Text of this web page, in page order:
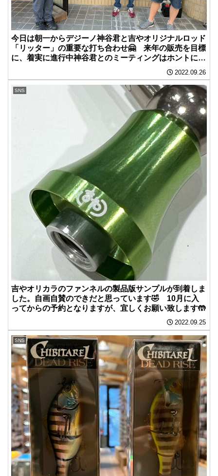
今日は朝一からデジーノ神谷君と吉やオリジナルロッド
「リッター」の重要な打ち合わせ🤗 来年の販売を目標
に、着実に進行中神谷君とのミーティングはホントにタ
メになるなぁ️。遠い所ありがとうございました。
2022.09.26
SNS
吉やオリカラのファンネルの製品版サンプルが到着しま
した。自画自賛のできだと思っています🤣 10月に入
ってからの予約となりますが、宜しくお願い致します🤲
2022.09.25
SNS